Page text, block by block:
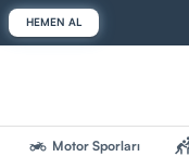
HEMEN AL
two_wheeler Motor Sporları